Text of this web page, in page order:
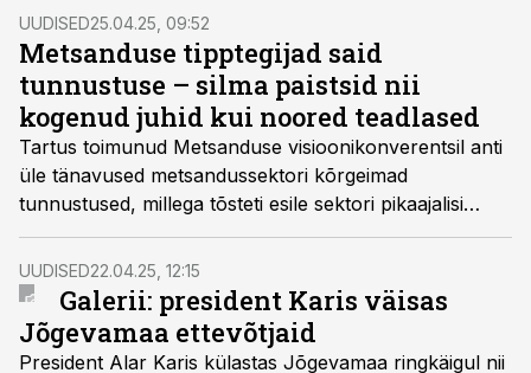
kasumlikkust.
UUDISED25.04.25, 09:52
Metsanduse tipptegijad said
tunnustuse – silma paistsid nii
kogenud juhid kui noored teadlased
Tartus toimunud Metsanduse visioonikonverentsil anti
üle tänavused metsandussektori kõrgeimad
tunnustused, millega tõsteti esile sektori pikaajalisi
eestvedajaid, uue põlvkonna teadlasi ning ka
ühiskondlikke initsiatiive.
UUDISED22.04.25, 12:15
Galerii: president Karis väisas
Jõgevamaa ettevõtjaid
President Alar Karis külastas Jõgevamaa ringkäigul nii